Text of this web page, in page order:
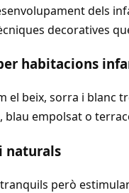
dels
decoratives
habitacions
el beix, sorra i
blau empolsat o
naturals
però